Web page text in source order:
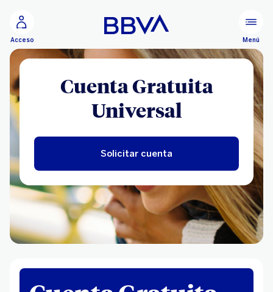
Acceso Menú
Cuenta Gratuita
Universal
Solicitar cuenta